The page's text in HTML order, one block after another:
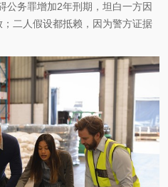
公务罪增加2年刑期，坦白一方因
二人假设都抵赖，因为警方证据